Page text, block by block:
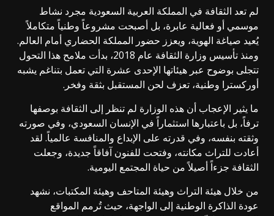
لم تعد الثقافة في المملكة العربية السعودية مجرد نشاط
موسمي أو فعالية عابرة، بل أصبحت مشروعاً وطنياً متكاملاً
يُعيد صياغة الهوية، ويعزز حضور المملكة الحضاري أمام العالم.
ومنذ تأسيس وزارة الثقافة عام 2018، بدأت ملامح هذا التحول
تتجلى بوضوح عبر هيئاتها الإحدى عشرة التي تعمل بتناغم يشبه
أوركسترا وطنية، تعزف لحن المستقبل بثقة وفخر.
ما يثير الإعجاب أن هذه الوزارة لم تنظر إلى الثقافة بوصفها
ترفاً، بل باعتبارها استثماراً في الإنسان السعودي، وفي صورته
وثقته بنفسه، وفي قدرته على الإبداع والمنافسة عالمياً. لقد
أعادت للتراث مكانته، وفتحت للفنون آفاقاً جديدة، وجعلت
الثقافة جزءاً أصيلاً من حياة المجتمع اليومية.
من خلال هيئة التراث وهيئة المتاحف وهيئة المكتبات، نشهد
عودة الذاكرة الوطنية إلى الواجهة، حيث تُرمم المواقع